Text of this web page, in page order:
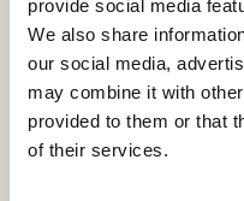
provide social media
We also share
our social media,
may combine it with
provided to them or that
of their services.
Geen grafstenen,
houten
landschap.